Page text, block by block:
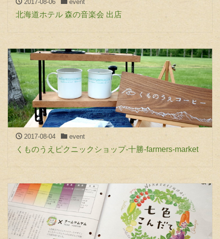
2017-08-06 event
北海道ホテル 森の音楽会 出店
2017-08-04 event
くものうえピクニックショップ-十勝-farmers-market